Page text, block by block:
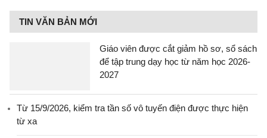
TIN VĂN BẢN MỚI
Giáo viên được cắt giảm hồ sơ, sổ sách
để tập trung dạy học từ năm học 2026-
2027
Từ 15/9/2026, kiểm tra tần số vô tuyến điện được thực hiện
từ xa